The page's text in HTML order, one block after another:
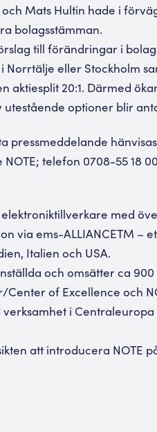
och Mats Hultin hade i
bolagsstämman.
till förändringar i
Norrtälje eller Stockholm
aktiesplit 20:1. Därmed
optioner blir
pressmeddelande
telefon 0708-55 18 00
med
via ems-ALLIANCETM –
Italien och USA.
och omsätter ca
of Excellence och
i
att introducera NOTE